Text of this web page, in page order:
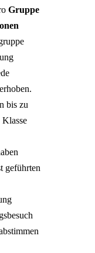
Gruppe
bis zu
geführten